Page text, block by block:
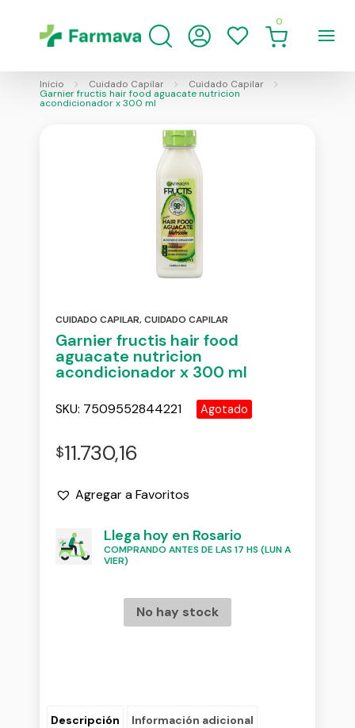
0
Inicio Cuidado Capilar Cuidado Capilar
Garnier fructis hair food aguacate nutricion
acondicionador x 300 ml
CUIDADO CAPILAR,CUIDADO CAPILAR
Garnier fructis hair food
aguacate nutricion
acondicionador x 300 ml
SKU: 7509552844221 Agotado
$11.730,16
Agregar a Favoritos
Llega hoy en Rosario
COMPRANDO ANTES DE LAS 17 HS (LUN A
VIER)
No hay stock
Descripción Información adicional